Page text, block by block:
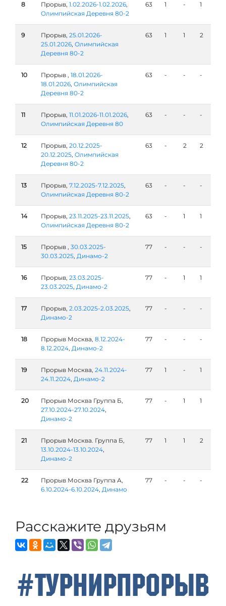
8 Прорыв, 1.02.2026-1.02.2026,
Олимпийская Деревня 80-2
63 1 - 1
9 Прорыв, 25.01.2026-
25.01.2026, Олимпийская
Деревня 80-2
63 1 1 2
10 Прорыв , 18.01.2026-
18.01.2026, Олимпийская
Деревня 80-2
63 - - -
11 Прорыв, 11.01.2026-11.01.2026,
Олимпийская Деревня 80
63 - - -
12 Прорыв, 20.12.2025-
20.12.2025, Олимпийская
Деревня 80-2
63 - 2 2
13 Прорыв, 7.12.2025-7.12.2025,
Олимпийская Деревня 80-2
63 - - -
14 Прорыв, 23.11.2025-23.11.2025,
Олимпийская Деревня 80-2
63 - 1 1
15 Прорыв , 30.03.2025-
30.03.2025, Динамо-2
77 - - -
16 Прорыв, 23.03.2025-
23.03.2025, Динамо-2
77 - 1 1
17 Прорыв, 2.03.2025-2.03.2025,
Динамо-2
77 - - -
18 Прорыв Москва, 8.12.2024-
8.12.2024, Динамо-2
77 - - -
19 Прорыв Москва, 24.11.2024-
24.11.2024, Динамо-2
77 1 - 1
20
Прорыв Москва Группа Б,
27.10.2024-27.10.2024,
Динамо-2
77 - 1 1
21
Прорыв Москва. Группа Б,
13.10.2024-13.10.2024,
Динамо-2
77 1 1 2
22
Прорыв Москва Группа А,
6.10.2024-6.10.2024, Динамо
77 - - -
Расскажите друзьям
#ТурнирПрорыв